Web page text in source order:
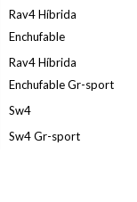
Rav4 Híbrida
Enchufable
Rav4 Híbrida
Enchufable Gr-sport
Sw4
Sw4 Gr-sport